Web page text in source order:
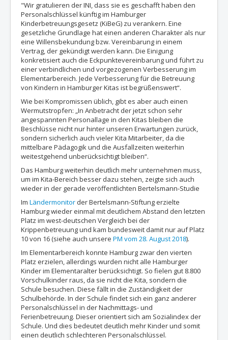
"Wir gratulieren der INI, dass sie es geschafft haben den
Personalschlüssel künftig im Hamburger
Kinderbetreuungsgesetz (KiBeG) zu verankern. Eine
gesetzliche Grundlage hat einen anderen Charakter als nur
eine Willensbekundung bzw. Vereinbarung in einem
Vertrag, der gekündigt werden kann. Die Einigung
konkretisiert auch die Eckpunktevereinbarung und führt zu
einer verbindlichen und vorgezogenen Verbesserung im
Elementarbereich. Jede Verbesserung für die Betreuung
von Kindern in Hamburger Kitas ist begrüßenswert“.
Wie bei Kompromissen üblich, gibt es aber auch einen
Wermutstropfen: „In Anbetracht der jetzt schon sehr
angespannten Personallage in den Kitas bleiben die
Beschlüsse nicht nur hinter unseren Erwartungen zurück,
sondern sicherlich auch vieler Kita Mitarbeiter, da die
mittelbare Pädagogik und die Ausfallzeiten weiterhin
weitestgehend unberücksichtigt bleiben“.
Das Hamburg weiterhin deutlich mehr unternehmen muss,
um im Kita-Bereich besser dazu stehen, zeigte sich auch
wieder in der gerade veröffentlichten Bertelsmann-Studie
Im Ländermonitor der Bertelsmann-Stiftung erzielte
Hamburg wieder einmal mit deutlichem Abstand den letzten
Platz im west-deutschen Vergleich bei der
Krippenbetreuung und kam bundesweit damit nur auf Platz
10 von 16 (siehe auch unsere PM vom 28. August 2018).
Im Elementarbereich konnte Hamburg zwar den vierten
Platz erzielen, allerdings wurden nicht alle Hamburger
Kinder im Elementaralter berücksichtigt. So fielen gut 8.800
Vorschulkinder raus, da sie nicht die Kita, sondern die
Schule besuchen. Diese fällt in die Zuständigkeit der
Schulbehörde. In der Schule findet sich ein ganz anderer
Personalschlüssel in der Nachmittags- und
Ferienbetreuung. Dieser orientiert sich am Sozialindex der
Schule. Und dies bedeutet deutlich mehr Kinder und somit
einen deutlich schlechteren Personalschlüssel.